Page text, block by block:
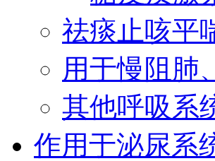
祛痰止咳平
用于慢阻肺
其他呼吸系
作用于泌尿系